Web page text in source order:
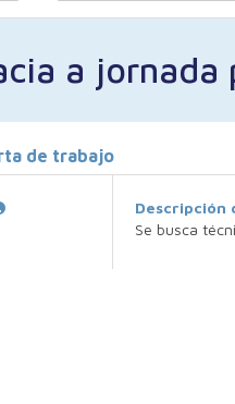
a jornada
de trabajo
Descripción
Se busca